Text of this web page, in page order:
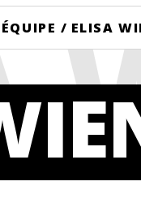
/ ELISA